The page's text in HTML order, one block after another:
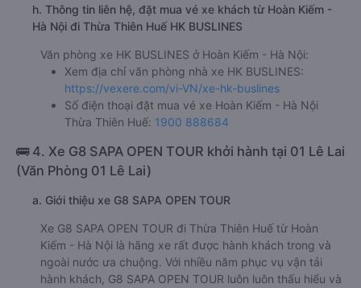
h. Thông tin liên hệ, đặt mua vé xe khách từ Hoàn Kiếm -
Hà Nội đi Thừa Thiên Huế HK BUSLINES
Văn phòng xe HK BUSLINES ở Hoàn Kiếm - Hà Nội:
Xem địa chỉ văn phòng nhà xe HK BUSLINES:
https://vexere.com/vi-VN/xe-hk-buslines
Số điện thoại đặt mua vé xe Hoàn Kiếm - Hà Nội
Thừa Thiên Huế: 1900 888684
🚌 4. Xe G8 SAPA OPEN TOUR khởi hành tại 01 Lê Lai
(Văn Phòng 01 Lê Lai)
a. Giới thiệu xe G8 SAPA OPEN TOUR
Xe G8 SAPA OPEN TOUR đi Thừa Thiên Huế từ Hoàn
Kiếm - Hà Nội là hãng xe rất được hành khách trong và
ngoài nước ưa chuộng. Với nhiều năm phục vụ vận tải
hành khách, G8 SAPA OPEN TOUR luôn luôn thấu hiểu và